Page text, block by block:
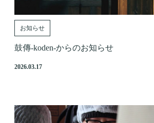
お知らせ
鼓傳-koden-からのお知らせ
2026.03.17